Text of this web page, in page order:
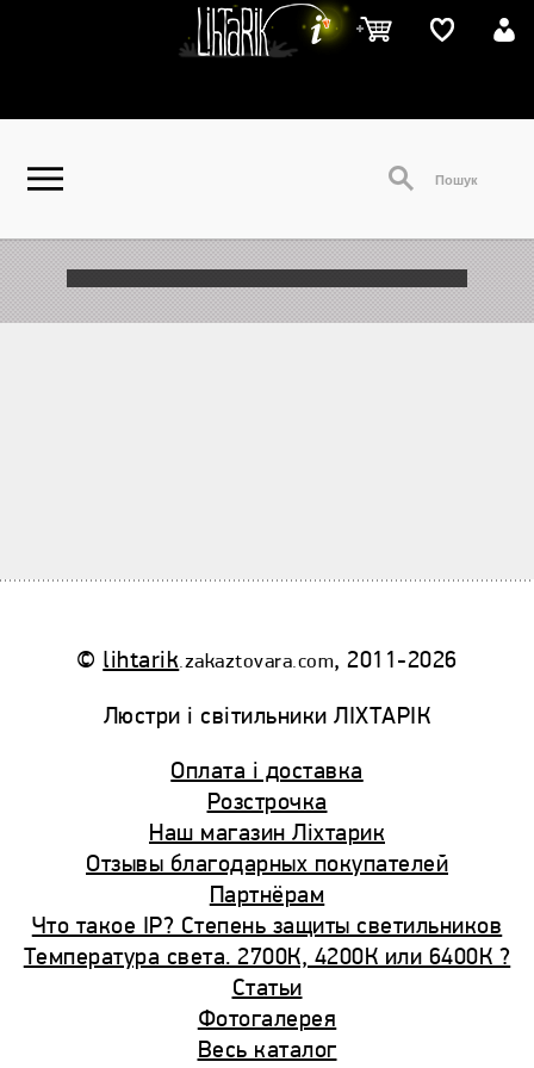
© lihtarik.zakaztovara.com, 2011-2026
Люстри і світильники ЛІХТАРІК
Оплата і доставка
Розстрочка
Наш магазин Ліхтарик
Отзывы благодарных покупателей
Партнёрам
Что такое IP? Cтепень защиты светильников
Температура света. 2700К, 4200К или 6400К ?
Статьи
Фотогалерея
Весь каталог